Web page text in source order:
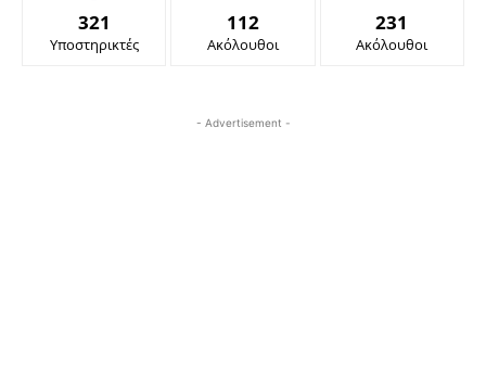
321
Υποστηρικτές
112
Ακόλουθοι
231
Ακόλουθοι
- Advertisement -